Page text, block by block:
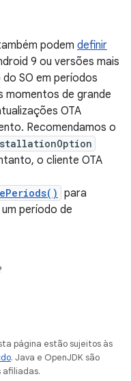
podem definir
9 ou versões mais
SO em períodos
de grande
OTA
Recomendamos o
o cliente OTA
para
período de
página estão sujeitos às
. Java e OpenJDK são
afiliadas.